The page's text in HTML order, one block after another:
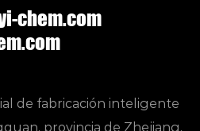
chem.com
de fabricación inteligente
provincia de Zhejiang,